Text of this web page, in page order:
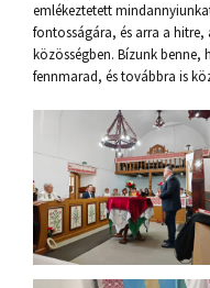
emlékeztetett
fontosságára, és arra a
közösségben. Bízunk
fennmarad, és továbbra is